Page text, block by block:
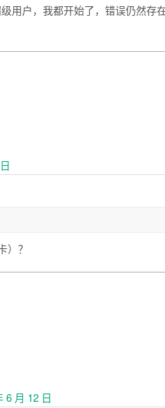
用户，我都开始了，错误仍然存​​
）？
6 月 12 日